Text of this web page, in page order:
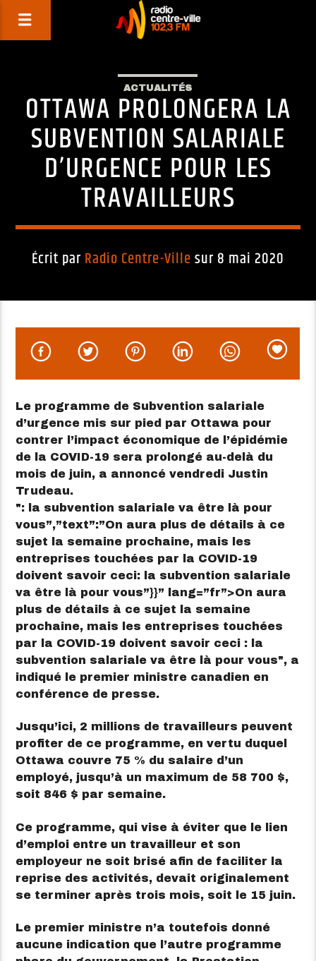
ACTUALITÉS
OTTAWA PROLONGERA LA
SUBVENTION SALARIALE
D’URGENCE POUR LES
TRAVAILLEURS
Écrit par Radio Centre-Villesur 8 mai 2020
Le programme de Subvention salariale
d’urgence mis sur pied par Ottawa pour
contrer l’impact économique de l’épidémie
de la COVID-19 sera prolongé au-delà du
mois de juin, a annoncé vendredi Justin
Trudeau.
: la subvention salariale va être là pour
vous”,”text”:”On aura plus de détails à ce
sujet la semaine prochaine, mais les
entreprises touchées par la COVID-19
doivent savoir ceci: la subvention salariale
va être là pour vous”}}” lang=”fr”>On aura
plus de détails à ce sujet la semaine
prochaine, mais les entreprises touchées
par la COVID-19 doivent savoir ceci : la
subvention salariale va être là pour vous , a
indiqué le premier ministre canadien en
conférence de presse.
Jusqu’ici, 2 millions de travailleurs peuvent
profiter de ce programme, en vertu duquel
Ottawa couvre 75 % du salaire d’un
employé, jusqu’à un maximum de 58 700 $,
soit 846 $ par semaine.
Ce programme, qui vise à éviter que le lien
d’emploi entre un travailleur et son
employeur ne soit brisé afin de faciliter la
reprise des activités, devait originalement
se terminer après trois mois, soit le 15 juin.
Le premier ministre n’a toutefois donné
aucune indication que l’autre programme